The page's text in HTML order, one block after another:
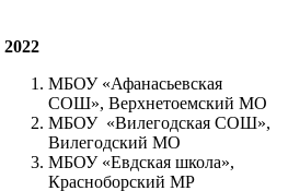
2022
МБОУ «Афанасьевская
СОШ», Верхнетоемский МО
МБОУ «Вилегодская СОШ»,
Вилегодский МО
МБОУ «Евдская школа»,
Красноборский МР